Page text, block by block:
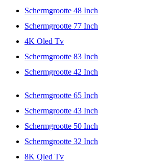
Schermgrootte 48 Inch
Schermgrootte 77 Inch
4K Oled Tv
Schermgrootte 83 Inch
Schermgrootte 42 Inch
Schermgrootte 65 Inch
Schermgrootte 43 Inch
Schermgrootte 50 Inch
Schermgrootte 32 Inch
8K Qled Tv